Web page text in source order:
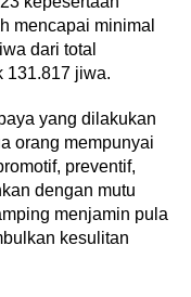
mencapai minimal
dari total
131.817 jiwa.
yang dilakukan
orang mempunyai
preventif,
dengan mutu
menjamin pula
kesulitan